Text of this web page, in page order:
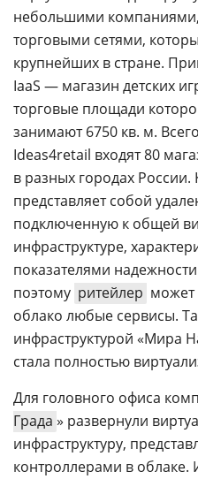
небольшими
торговыми сетями,
крупнейших в стране.
IaaS — магазин детских
торговые площади
занимают 6750 кв. м.
Ideas4retail входят 80
в разных городах
представляет собой
подключенную к общей
инфраструктуре,
показателями
поэтому ритейлер может
облако любые сервисы.
инфраструктурой «Мира
стала полностью
Для головного офиса
Града » развернули
инфраструктуру,
контроллерами в